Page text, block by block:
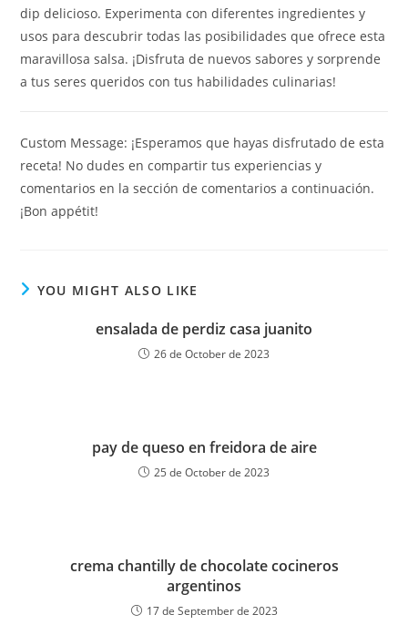
dip delicioso. Experimenta con diferentes ingredientes y
usos para descubrir todas las posibilidades que ofrece esta
maravillosa salsa. ¡Disfruta de nuevos sabores y sorprende
a tus seres queridos con tus habilidades culinarias!
Custom Message: ¡Esperamos que hayas disfrutado de esta
receta! No dudes en compartir tus experiencias y
comentarios en la sección de comentarios a continuación.
¡Bon appétit!
YOU MIGHT ALSO LIKE
ensalada de perdiz casa juanito
26 de October de 2023
pay de queso en freidora de aire
25 de October de 2023
crema chantilly de chocolate cocineros
argentinos
17 de September de 2023